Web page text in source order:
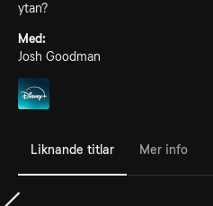
ytan?
Med:
Josh Goodman
Liknande titlar Mer info